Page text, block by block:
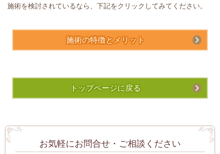
施術を検討されているなら、下記をクリックしてみてください。
施術の特徴とメリット
トップページに戻る
お気軽にお問合せ・ご相談ください